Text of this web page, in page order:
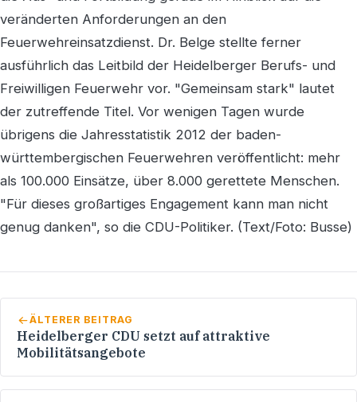
veränderten Anforderungen an den
Feuerwehreinsatzdienst. Dr. Belge stellte ferner
ausführlich das Leitbild der Heidelberger Berufs- und
Freiwilligen Feuerwehr vor. "Gemeinsam stark" lautet
der zutreffende Titel. Vor wenigen Tagen wurde
übrigens die Jahresstatistik 2012 der baden-
württembergischen Feuerwehren veröffentlicht: mehr
als 100.000 Einsätze, über 8.000 gerettete Menschen.
"Für dieses großartiges Engagement kann man nicht
genug danken", so die CDU-Politiker. (Text/Foto: Busse)
ÄLTERER BEITRAG
Heidelberger CDU setzt auf attraktive
Mobilitätsangebote